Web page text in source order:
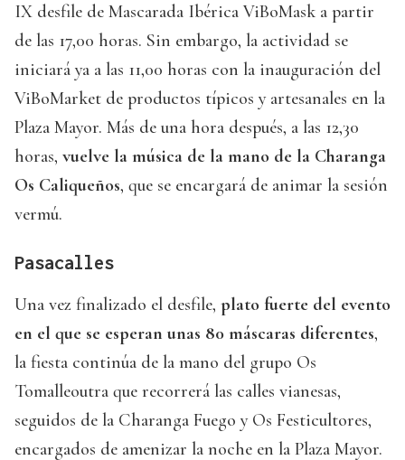
IX desfile de Mascarada Ibérica ViBoMask a partir
de las 17,00 horas. Sin embargo, la actividad se
iniciará ya a las 11,00 horas con la inauguración del
ViBoMarket de productos típicos y artesanales en la
Plaza Mayor. Más de una hora después, a las 12,30
horas, vuelve la música de la mano de la Charanga
Os Caliqueños, que se encargará de animar la sesión
vermú.
Pasacalles
Una vez finalizado el desfile, plato fuerte del evento
en el que se esperan unas 80 máscaras diferentes,
la fiesta continúa de la mano del grupo Os
Tomalleoutra que recorrerá las calles vianesas,
seguidos de la Charanga Fuego y Os Festicultores,
encargados de amenizar la noche en la Plaza Mayor.